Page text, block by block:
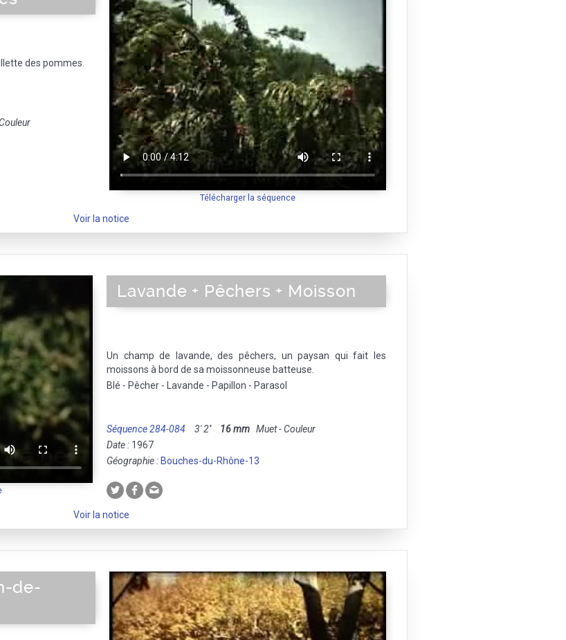
Télécharger la séquence
des pommes.
Voir la notice
Lavande + Pêchers + Moisson
Un champ de lavande, des pêchers, un paysan qui fait les
moissons à bord de sa moissonneuse batteuse.
Blé - Pêcher - Lavande - Papillon - Parasol
Séquence 284-084 3' 2'' 16 mm Muet - Couleur
Date : 1967
Géographie : Bouches-du-Rhône-13
Voir la notice
de-